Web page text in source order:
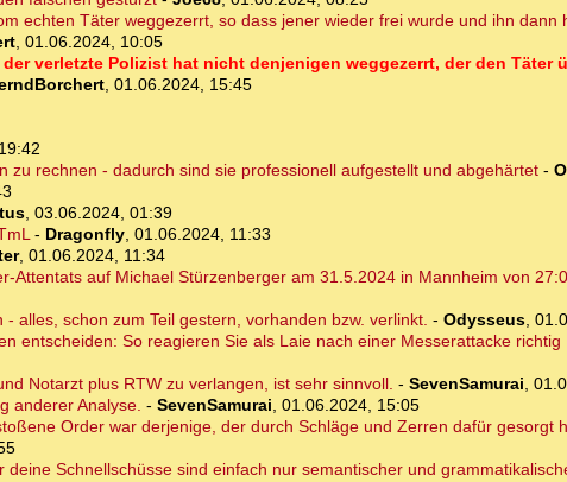
echten Täter weggezerrt, so dass jener wieder frei wurde und ihn dann
, 01.06.2024, 10:05
verletzte Polizist hat nicht denjenigen weggezerrt, der den Täter
, 01.06.2024, 15:45
zu rechnen - dadurch sind sie professionell aufgestellt und abgehärtet-
, 03.06.2024, 01:39
- Dragonfly, 01.06.2024, 11:33
, 01.06.2024, 11:34
Attentats auf Michael Stürzenberger am 31.5.2024 in Mannheim von
alles, schon zum Teil gestern, vorhanden bzw. verlinkt. - Odysseus,
entscheiden: So reagieren Sie als Laie nach einer Messerattacke richtig
Notarzt plus RTW zu verlangen, ist sehr sinnvoll. - SevenSamurai,
anderer Analyse. - SevenSamurai, 01.06.2024, 15:05
Order war derjenige, der durch Schläge und Zerren dafür gesorgt
Schnellschüsse sind einfach nur semantischer und